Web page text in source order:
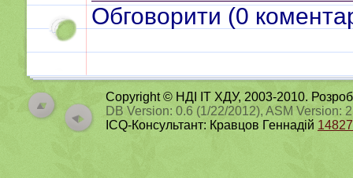
Обговорити (0
Copyright © НДІ ІТ ХДУ, 2003-2010.
DB Version: 0.6 (1/22/2012), ASM Version:
ICQ-Консультант: Кравцов Геннадій